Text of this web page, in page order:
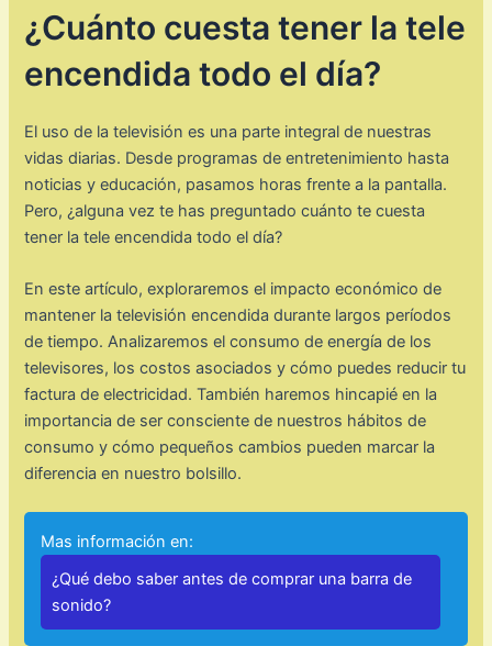
¿Cuánto cuesta tener la tele
encendida todo el día?
El uso de la televisión es una parte integral de nuestras
vidas diarias. Desde programas de entretenimiento hasta
noticias y educación, pasamos horas frente a la pantalla.
Pero, ¿alguna vez te has preguntado cuánto te cuesta
tener la tele encendida todo el día?
En este artículo, exploraremos el impacto económico de
mantener la televisión encendida durante largos períodos
de tiempo. Analizaremos el consumo de energía de los
televisores, los costos asociados y cómo puedes reducir tu
factura de electricidad. También haremos hincapié en la
importancia de ser consciente de nuestros hábitos de
consumo y cómo pequeños cambios pueden marcar la
diferencia en nuestro bolsillo.
Mas información en:
¿Qué debo saber antes de comprar una barra de
sonido?